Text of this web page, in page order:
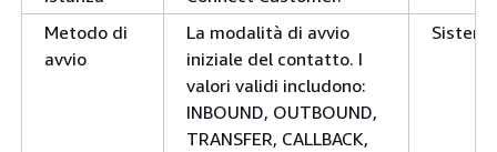
Metodo di
avvio
La modalità di avvio
iniziale del contatto. I
valori validi includono:
INBOUND, OUTBOUND,
TRANSFER, CALLBACK,
Sistema